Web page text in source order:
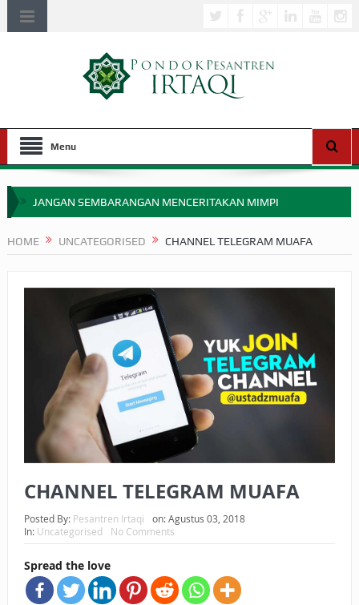
Menu
JANGAN SEMBARANGAN MENCERITAKAN MIMPI
APA HUKUM MEMPERCEPAT PEMBAYARAN ZAKAT
SEBELUM TIBA SAAT WAJIB?
HAKIKAT NIKMAT DI DUNIA!
BAGAIMANA CARA MEMBAYAR ZAKAT UANG?
UANG HARAM BISA MENJADI HALAL JIKA SEBAB
KEPEMILIKANNYA BERUBAH
HUKUM MEMBAYAR ZAKAT DENGAN CARA MENGANGSUR
HUKUM MEMBAYAR ZAKAT KEPADA KERABAT SENDIRI
HOME UNCATEGORISED CHANNEL TELEGRAM MUAFA
CHANNEL TELEGRAM MUAFA
Posted By: Pesantren Irtaqi on:Agustus 03, 2018
In: Uncategorised No Comments
Spread the love